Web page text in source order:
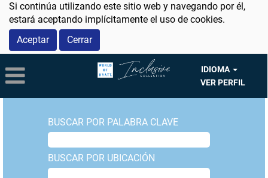
Si continúa utilizando este sitio web y navegando por él,
estará aceptando implícitamente el uso de cookies.
Aceptar
Cerrar
IDIOMA
VER PERFIL
BUSCAR POR PALABRA CLAVE
BUSCAR POR UBICACIÓN